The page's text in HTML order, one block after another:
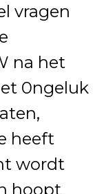
vragen
na het
0ngeluk
heeft
wordt
hoopt